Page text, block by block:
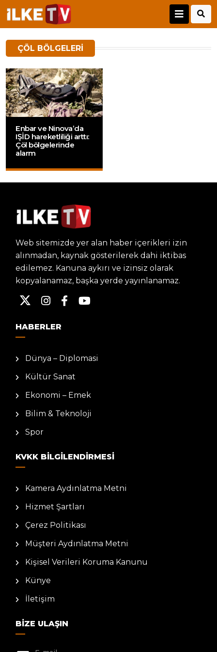
ÇÖL BÖLGELERI
Enbar ve Ninova’da
IŞİD hareketliliği arttı:
Çöl bölgelerinde
alarm
Web sitemizde yer alan haber içerikleri izin
alınmadan, kaynak gösterilerek dahi iktibas
edilemez. Kanuna aykırı ve izinsiz olarak
kopyalanamaz, başka yerde yayınlanamaz.
HABERLER
Dünya – Diplomasi
Kültür Sanat
Ekonomi – Emek
Bilim & Teknoloji
Spor
KVKK BILGILENDIRMESI
Kamera Aydınlatma Metni
Hizmet Şartları
Çerez Politikası
Müşteri Aydınlatma Metni
Kişisel Verileri Koruma Kanunu
Künye
İletişim
BIZE ULAŞIN